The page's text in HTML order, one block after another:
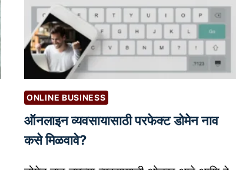
ONLINE BUSINESS
ऑनलाइन व्यवसायासाठी परफेक्ट डोमेन नाव
कसे मिळवावे?